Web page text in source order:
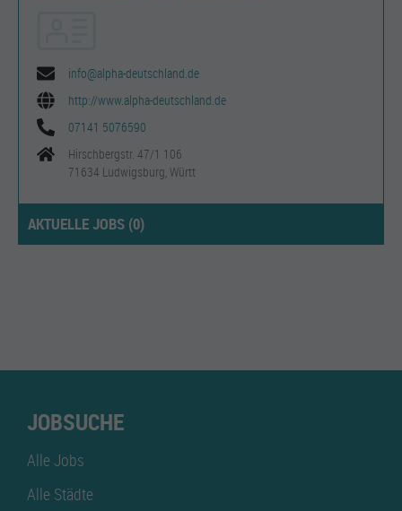
info@alpha-deutschland.de
http://www.alpha-deutschland.de
07141 5076590
Hirschbergstr. 47/1 106
71634 Ludwigsburg, Württ
AKTUELLE JOBS (0)
JOBSUCHE
Alle Jobs
Alle Städte